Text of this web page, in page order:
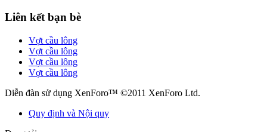
Liên kết bạn bè
Vợt cầu lông
Vợt cầu lông
Vợt cầu lông
Vợt cầu lông
Diễn đàn sử dụng XenForo™ ©2011 XenForo Ltd.
Quy định và Nội quy